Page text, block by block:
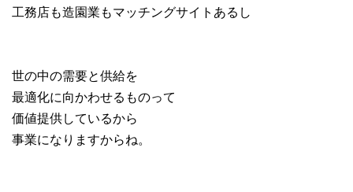
工務店も造園業もマッチングサイトあるし
世の中の需要と供給を
最適化に向かわせるものって
価値提供しているから
事業になりますからね。